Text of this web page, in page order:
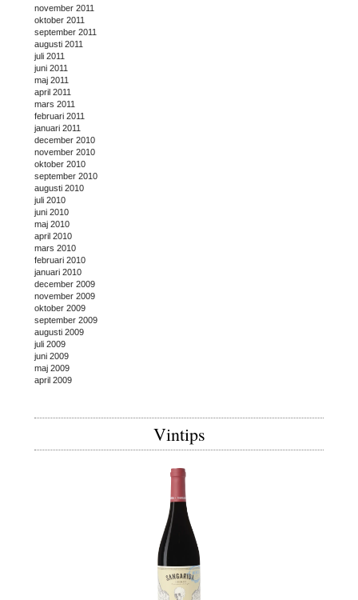
november 2011
oktober 2011
september 2011
augusti 2011
juli 2011
juni 2011
maj 2011
april 2011
mars 2011
februari 2011
januari 2011
december 2010
november 2010
oktober 2010
september 2010
augusti 2010
juli 2010
juni 2010
maj 2010
april 2010
mars 2010
februari 2010
januari 2010
december 2009
november 2009
oktober 2009
september 2009
augusti 2009
juli 2009
juni 2009
maj 2009
april 2009
Vintips